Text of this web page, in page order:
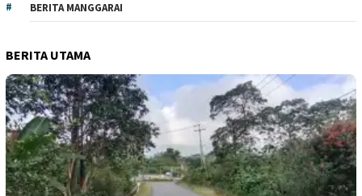
BERITA MANGGARAI
BERITA UTAMA